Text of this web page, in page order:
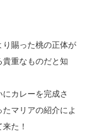
り賜った桃の正体が
貴重なものだと知
カレーを完成さ
マリアの紹介によ
た！